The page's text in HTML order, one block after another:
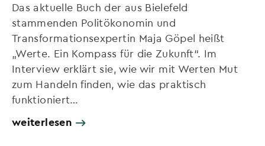
Das aktuelle Buch der aus Bielefeld
stammenden Politökonomin und
Transformationsexpertin Maja Göpel heißt
„Werte. Ein Kompass für die Zukunft“. Im
Interview erklärt sie, wie wir mit Werten Mut
zum Handeln finden, wie das praktisch
funktioniert…
weiterlesen